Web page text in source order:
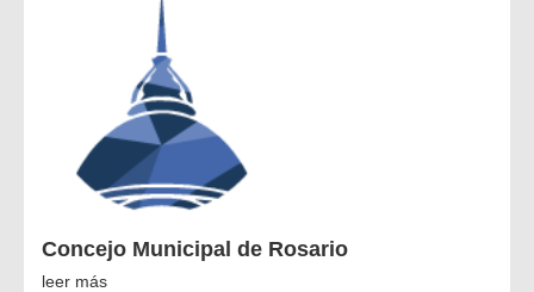
Concejo Municipal de Rosario
leer más